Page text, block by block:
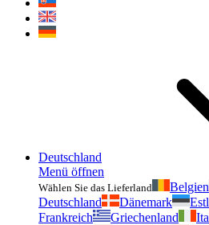
Deutschland
Menü öffnen
Wählen Sie das Lieferland Belgien
Deutschland
Dänemark
Frankreich
Griechenland